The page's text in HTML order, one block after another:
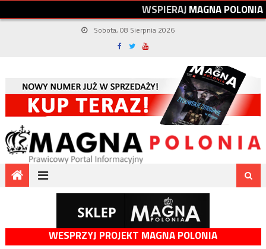
WSPIERAJMAGNAPOLONIA
Sobota, 08 Sierpnia 2026
WESPRZYJ PROJEKT MAGNA POLONIA